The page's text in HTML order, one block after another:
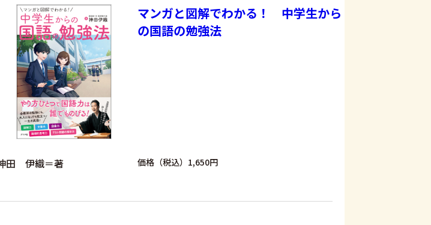
マンガと図解でわかる！ 中学生から
の国語の勉強法
田 伊織＝著 価格（税込）1,650円